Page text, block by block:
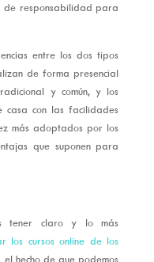
de responsabilidad para
entre los dos tipos
de forma presencial
y común, y los
casa con las facilidades
más adoptados por los
que suponen para
tener claro y lo más
los cursos online de los
el hecho de que podemos